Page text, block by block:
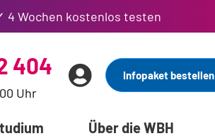
4 Wochen kostenlos testen
404
Uhr
Infopaket bestellen
Über die WBH